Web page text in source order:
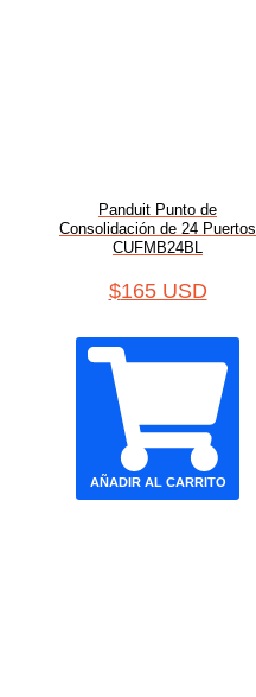
Panduit Punto de
Consolidación de 24 Puertos
CUFMB24BL
$165 USD
AÑADIR AL CARRITO